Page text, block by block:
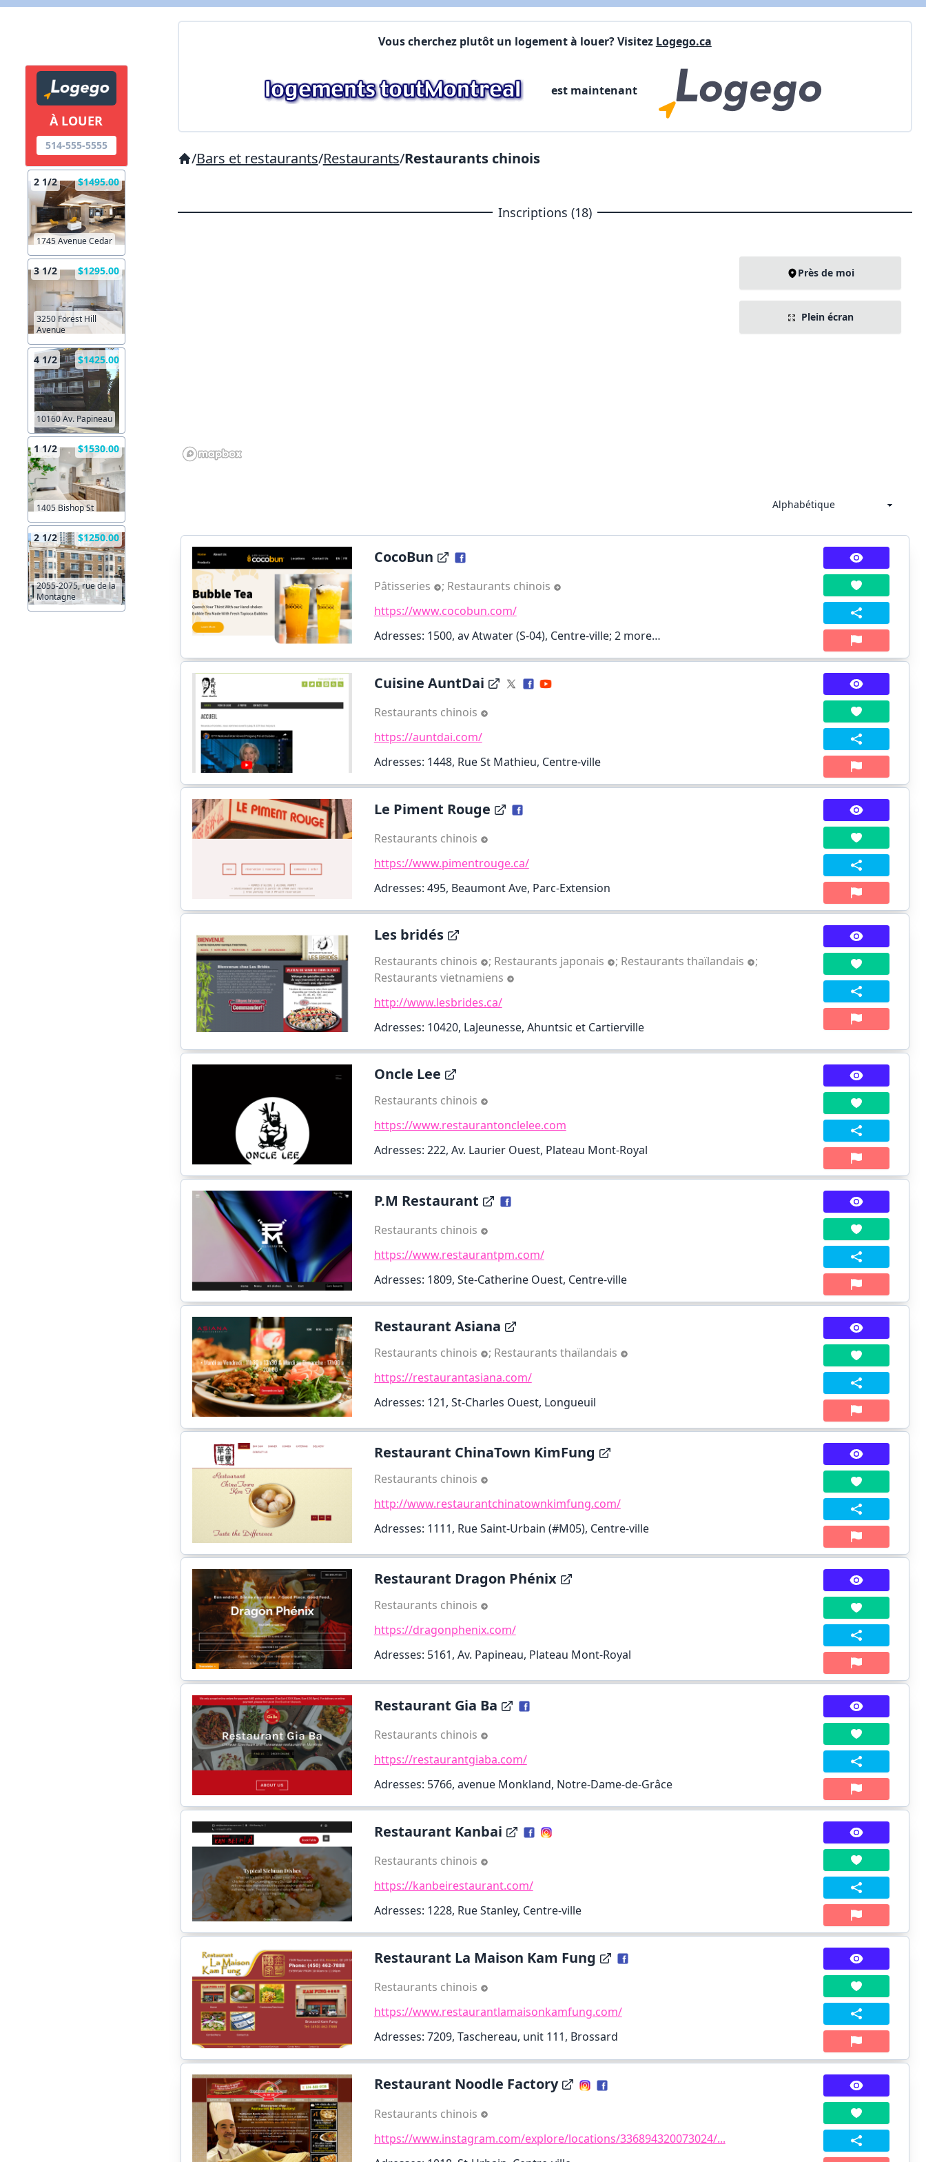
À LOUER
514-555-5555
2 1/2 $1495.00
1745 Avenue Cedar
3 1/2 $1295.00
3250 Forest Hill
Avenue
4 1/2 $1425.00
10160 Av. Papineau
1 1/2 $1530.00
1405 Bishop St
2 1/2 $1250.00
2055-2075, rue de la
Montagne
Vous cherchez plutôt un logement à louer? Visitez Logego.ca
est maintenant
/Bars et restaurants/Restaurants/Restaurants chinois
Inscriptions (18)
Près de moi
Plein écran
CocoBun
Pâtisseries ; Restaurants chinois
https://www.cocobun.com/
Adresses: 1500, av Atwater (S-04), Centre-ville; 2 more…
Cuisine AuntDai
Restaurants chinois
https://auntdai.com/
Adresses: 1448, Rue St Mathieu, Centre-ville
Le Piment Rouge
Restaurants chinois
https://www.pimentrouge.ca/
Adresses: 495, Beaumont Ave, Parc-Extension
Les bridés
Restaurants chinois ; Restaurants japonais ; Restaurants thaïlandais
;
Restaurants vietnamiens
http://www.lesbrides.ca/
Adresses: 10420, LaJeunesse, Ahuntsic et Cartierville
Oncle Lee
Restaurants chinois
https://www.restaurantonclelee.com
Adresses: 222, Av. Laurier Ouest, Plateau Mont-Royal
P.M Restaurant
Restaurants chinois
https://www.restaurantpm.com/
Adresses: 1809, Ste-Catherine Ouest, Centre-ville
Restaurant Asiana
Restaurants chinois ; Restaurants thaïlandais
https://restaurantasiana.com/
Adresses: 121, St-Charles Ouest, Longueuil
Restaurant ChinaTown KimFung
Restaurants chinois
http://www.restaurantchinatownkimfung.com/
Adresses: 1111, Rue Saint-Urbain (#M05), Centre-ville
Restaurant Dragon Phénix
Restaurants chinois
https://dragonphenix.com/
Adresses: 5161, Av. Papineau, Plateau Mont-Royal
Restaurant Gia Ba
Restaurants chinois
https://restaurantgiaba.com/
Adresses: 5766, avenue Monkland, Notre-Dame-de-Grâce
Restaurant Kanbai
Restaurants chinois
https://kanbeirestaurant.com/
Adresses: 1228, Rue Stanley, Centre-ville
Restaurant La Maison Kam Fung
Restaurants chinois
https://www.restaurantlamaisonkamfung.com/
Adresses: 7209, Taschereau, unit 111, Brossard
Restaurant Noodle Factory
Restaurants chinois
https://www.instagram.com/explore/locations/336894320073024/...
X Fermer Envoyez
Commentaires: